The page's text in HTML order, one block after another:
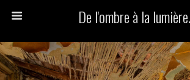
De l'ombre à la